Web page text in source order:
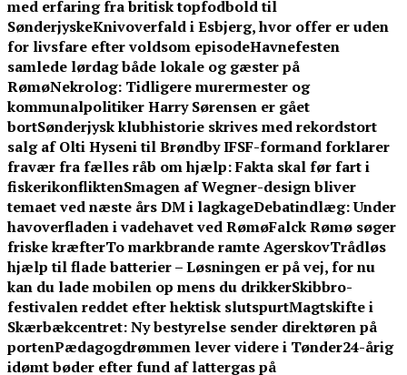
med erfaring fra britisk topfodbold til
SønderjyskeKnivoverfald i Esbjerg, hvor offer er uden
for livsfare efter voldsom episodeHavnefesten
samlede lørdag både lokale og gæster på
RømøNekrolog: Tidligere murermester og
kommunalpolitiker Harry Sørensen er gået
bortSønderjysk klubhistorie skrives med rekordstort
salg af Olti Hyseni til Brøndby IFSF-formand forklarer
fravær fra fælles råb om hjælp: Fakta skal før fart i
fiskerikonfliktenSmagen af Wegner-design bliver
temaet ved næste års DM i lagkageDebatindlæg: Under
havoverfladen i vadehavet ved RømøFalck Rømø søger
friske kræfterTo markbrande ramte AgerskovTrådløs
hjælp til flade batterier – Løsningen er på vej, for nu
kan du lade mobilen op mens du drikkerSkibbro-
festivalen reddet efter hektisk slutspurtMagtskifte i
Skærbækcentret: Ny bestyrelse sender direktøren på
portenPædagogdrømmen lever videre i Tønder24-årig
idømt bøder efter fund af lattergas på